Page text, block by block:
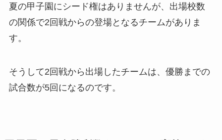
夏の甲子園にシード権はありませんが、出場校数
の関係で2回戦からの登場となるチームがありま
す。
そうして2回戦から出場したチームは、優勝までの
試合数が5回になるのです。